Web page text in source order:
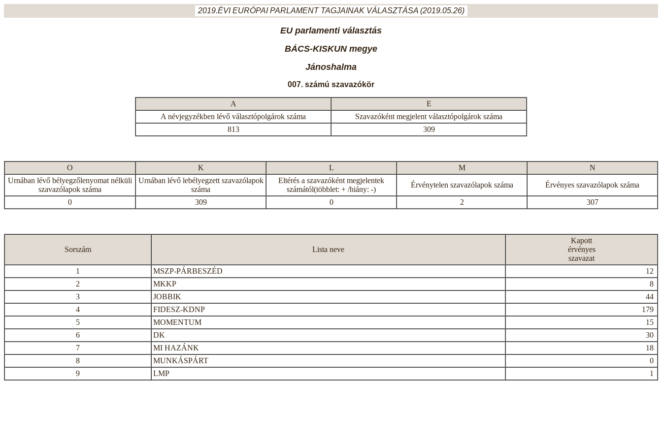
2019.ÉVI EURÓPAI PARLAMENT TAGJAINAK VÁLASZTÁSA (2019.05.26)
EU parlamenti választás
BÁCS-KISKUN megye
Jánoshalma
007. számú szavazókör
A
E
A névjegyzékben lévő választópolgárok száma
Szavazóként megjelent választópolgárok száma
813
309
O K L M
N
Urnában lévő bélyegzőlenyomat nélküli
szavazólapok száma
Urnában lévő lebélyegzett szavazólapok
száma
Eltérés a szavazóként megjelentek
számától(többlet: + /hiány: -)
Érvénytelen szavazólapok száma Érvényes szavazólapok száma
0 309 0 2 307
Sorszám Lista neve
Kapott
érvényes
szavazat
1
MSZP-PÁRBESZÉD
12
2
MKKP
8
3
JOBBIK
44
4
FIDESZ-KDNP
179
5
MOMENTUM
15
6
DK
30
7
MI HAZÁNK
18
8
MUNKÁSPÁRT
0
9
LMP 1